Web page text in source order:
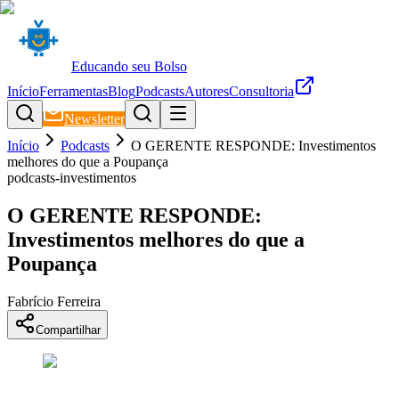
Educando seu Bolso
InícioFerramentasBlogPodcastsAutoresConsultoria
Newsletter
Início
Podcasts
O GERENTE RESPONDE: Investimentos
melhores do que a Poupança
podcasts-investimentos
O GERENTE RESPONDE:
Investimentos melhores do que a
Poupança
Fabrício Ferreira
Compartilhar